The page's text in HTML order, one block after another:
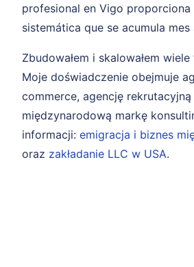
profesional en Vigo proporciona
sistemática que se acumula mes
Zbudowałem i skalowałem
Moje doświadczenie obejmuje
commerce, agencję rekrutacyjną
międzynarodową markę
informacji: emigracja i biznes
oraz zakładanie LLC w USA.